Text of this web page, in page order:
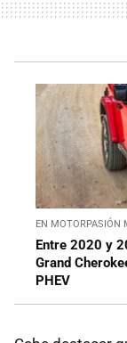
EN MOTORPASIÓN
Entre 2020 y
Grand
PHEV